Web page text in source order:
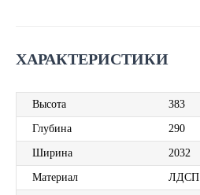
ХАРАКТЕРИСТИКИ
Высота 383
Глубина 290
Ширина 2032
Материал ЛДСП